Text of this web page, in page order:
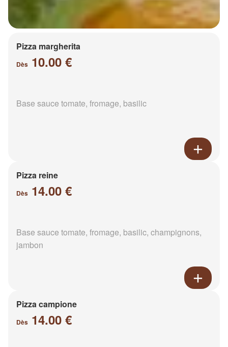
Pizza margherita
Dès 10.00 €
Base sauce tomate, fromage, basilic
Pizza reine
Dès 14.00 €
Base sauce tomate, fromage, basilic, champignons,
jambon
Pizza campione
Dès 14.00 €